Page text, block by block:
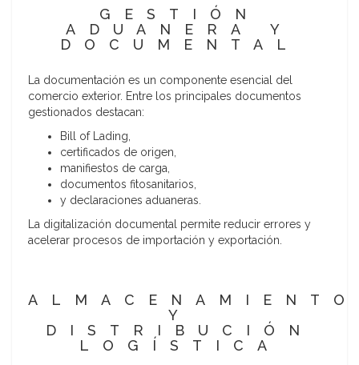
GESTIÓN
ADUANERA Y
DOCUMENTAL
La documentación es un componente esencial del
comercio exterior. Entre los principales documentos
gestionados destacan:
Bill of Lading,
certificados de origen,
manifiestos de carga,
documentos fitosanitarios,
y declaraciones aduaneras.
La digitalización documental permite reducir errores y
acelerar procesos de importación y exportación.
ALMACENAMIENTO
Y
DISTRIBUCIÓN
LOGÍSTICA